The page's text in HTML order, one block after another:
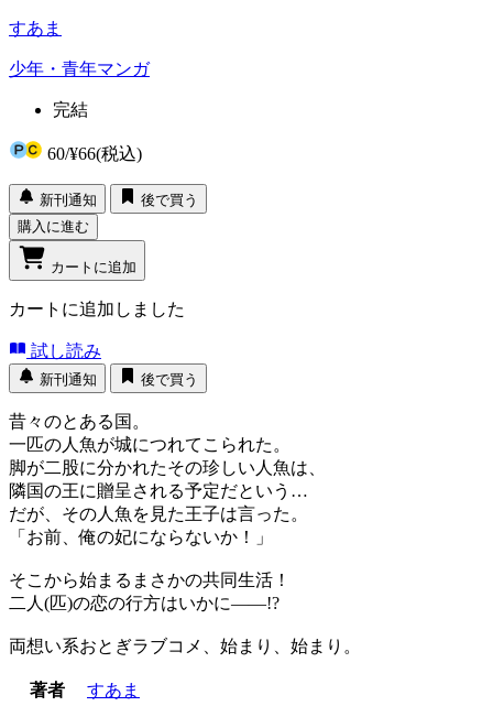
すあま
少年・青年マンガ
完結
60/¥66(税込)
新刊通知
後で買う
購入に進む
カートに追加
カートに追加しました
試し読み
新刊通知 後で買う
昔々のとある国。
一匹の人魚が城につれてこられた。
脚が二股に分かれたその珍しい人魚は、
隣国の王に贈呈される予定だという…
だが、その人魚を見た王子は言った。
「お前、俺の妃にならないか！」
そこから始まるまさかの共同生活！
二人(匹)の恋の行方はいかに――!?
両想い系おとぎラブコメ、始まり、始まり。
著者
すあま